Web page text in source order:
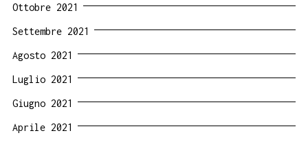
Ottobre 2021
Settembre 2021
Agosto 2021
Luglio 2021
Giugno 2021
Aprile 2021